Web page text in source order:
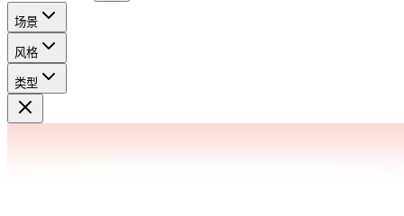
场景
风格
类型